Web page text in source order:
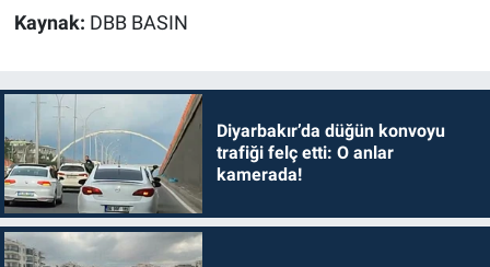
Kaynak: DBB BASIN
Diyarbakır’da düğün konvoyu
trafiği felç etti: O anlar
kamerada!